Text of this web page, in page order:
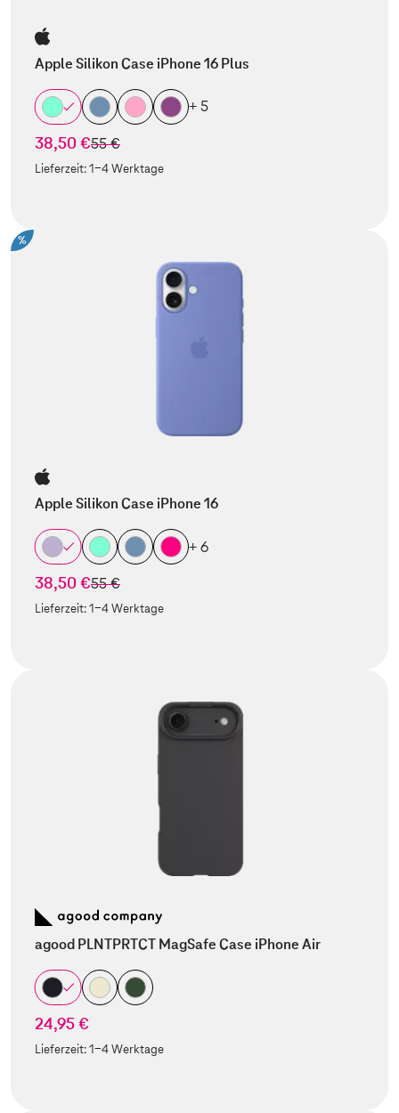
Apple Silikon Case iPhone 16 Plus
+ 5
38,50 €statt
55 €
Lieferzeit:1-4 Werktage
%
Apple Silikon Case iPhone 16
+ 6
38,50 €statt
55 €
Lieferzeit:1-4 Werktage
agood PLNTPRTCT MagSafe Case iPhone Air
24,95 €
Lieferzeit:1-4 Werktage